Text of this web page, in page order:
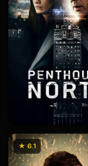
★ 6.1